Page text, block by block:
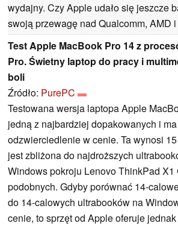
wydajny. Czy Apple udało się jeszcze
swoją przewagę nad Qualcomm, AMD
Test Apple MacBook Pro 14 z
Pro. Świetny laptop do pracy i
boli
Źródło: PurePC
Testowana wersja laptopa Apple
jedną z najbardziej dopakowanych i
odzwierciedlenie w cenie. Ta wynosi
jest zbliżona do najdroższych
Windows pokroju Lenovo ThinkPad X1
podobnych. Gdyby porównać 14-
do 14-calowych ultrabooków na
cenie, to sprzęt od Apple oferuje